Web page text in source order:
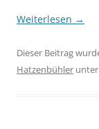
Weiterlesen →
Dieser Beitrag
Hatzenbühler unter